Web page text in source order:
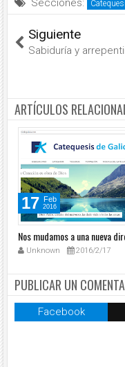
Siguiente
Sabiduría y
ARTÍCULOS
17 Feb
2016
Nos mudamos a una nueva
Unknown 2016/2/17
PUBLICAR UN
Facebook